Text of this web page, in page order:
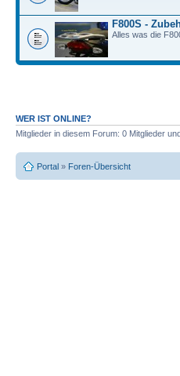
F800S -
Alles was die
WER IST ONLINE?
Mitglieder in diesem Forum: 0 Mitglieder
Portal » Foren-Übersicht